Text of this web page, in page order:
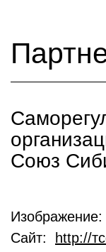
Союз
Изображение:
Сайт:
http://